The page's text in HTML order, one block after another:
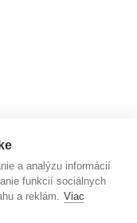
a analýzu informácií
funkcií sociálnych
a reklám. Viac